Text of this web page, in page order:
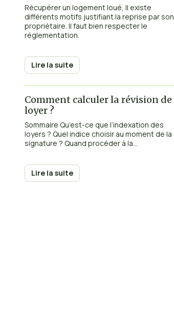
Récupérer un logement loué, Il existe
différents motifs justifiant la reprise par son
propriétaire. Il faut bien respecter le
réglementation.
Lire la suite
Comment calculer la révision de
loyer ?
Sommaire Qu’est-ce que l’indexation des
loyers ? Quel indice choisir au moment de la
signature ? Quand procéder à la...
Lire la suite